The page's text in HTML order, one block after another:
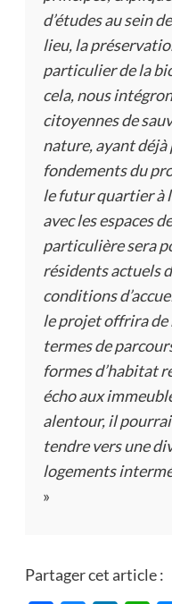
d’études au sein
lieu, la
particulier de la
cela, nous
citoyennes de
nature, ayant déjà
fondements du
le futur quartier à
avec les espaces
particulière sera
résidents actuels
conditions
le projet offrira de
termes de
formes d’habitat
écho aux
alentour, il
tendre vers une
logements
»
Partager cet article :